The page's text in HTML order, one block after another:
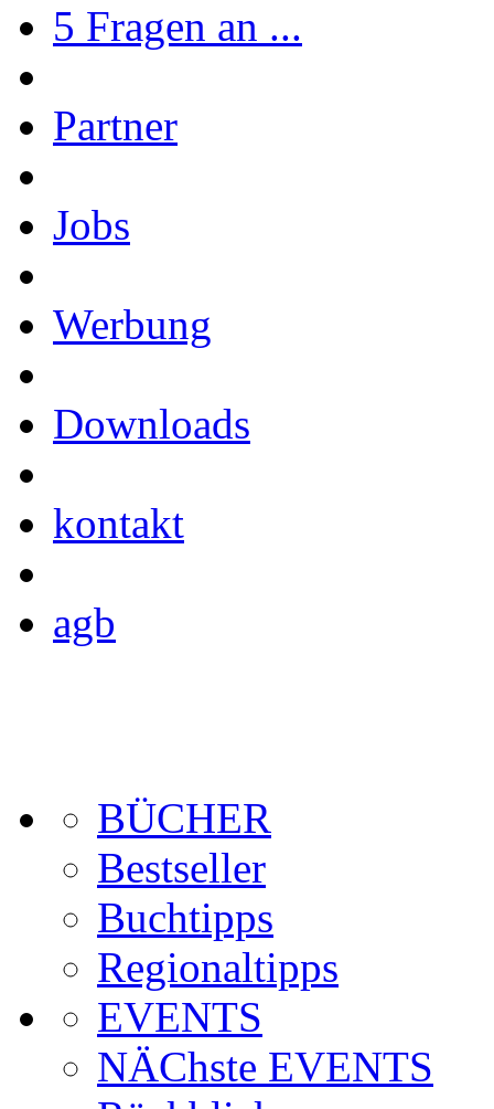
5 Fragen an ...
Partner
Jobs
Werbung
Downloads
kontakt
agb
BÜCHER
Bestseller
Buchtipps
Regionaltipps
EVENTS
NÄChste EVENTS